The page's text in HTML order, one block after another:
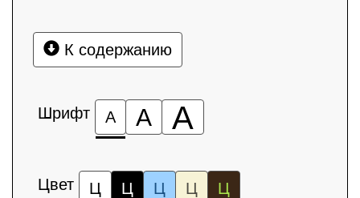
К содержанию
Шрифт А А А
Цвет Ц Ц Ц Ц Ц